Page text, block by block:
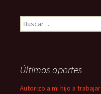
Buscar:
Últimos aportes
Autorizo a mi hijo a trabajar